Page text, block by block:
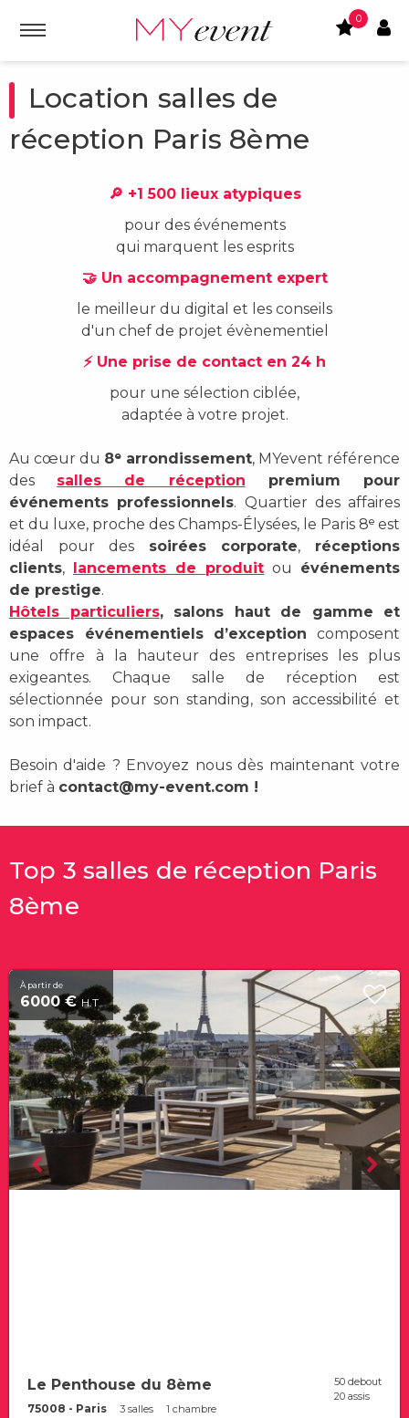
0
Location salles de
réception Paris 8ème
🔎 +1 500 lieux atypiques
pour des événements
qui marquent les esprits
🤝 Un accompagnement expert
le meilleur du digital et les conseils
d'un chef de projet évènementiel
⚡ Une prise de contact en 24 h
pour une sélection ciblée,
adaptée à votre projet.
Au cœur du 8ᵉ arrondissement, MYevent référence
des salles de réception premium pour
événements professionnels. Quartier des affaires
et du luxe, proche des Champs-Élysées, le Paris 8ᵉ est
idéal pour des soirées corporate, réceptions
clients, lancements de produit ou événements
de prestige.
Hôtels particuliers, salons haut de gamme et
espaces événementiels d’exception composent
une offre à la hauteur des entreprises les plus
exigeantes. Chaque salle de réception est
sélectionnée pour son standing, son accessibilité et
son impact.
Besoin d'aide ? Envoyez nous dès maintenant votre
brief à contact@my-event.com !
Top 3 salles de réception Paris
8ème
À partir de
6000 €H.T
Le Penthouse du 8ème
75008 - Paris 3 salles 1 chambre
50 debout
20 assis